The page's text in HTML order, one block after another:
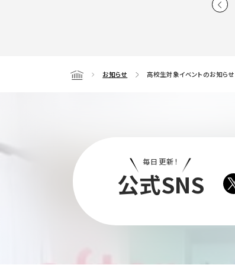
Home お知らせ 高校生対象イベントのお知らせ
毎日更新！
公式SNS